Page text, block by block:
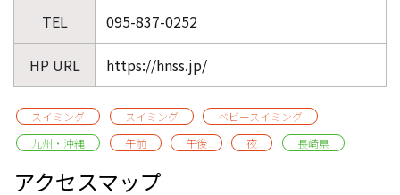
TEL 095-837-0252
HP URL https://hnss.jp/
スイミング スイミング
ベビースイミング
九州・沖縄
午前 午後 夜 長崎県
アクセスマップ